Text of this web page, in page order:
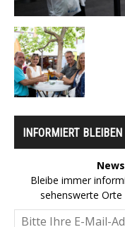
INFORMIERT BLEIBEN
Bleibe immer
sehenswerte Orte